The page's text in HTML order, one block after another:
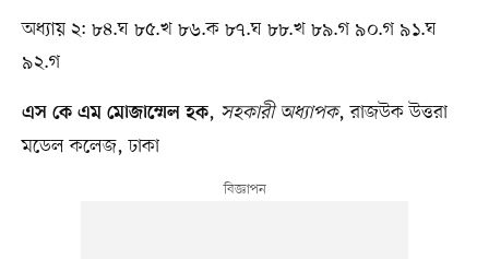
অধ্যায় ২: ৮৪.ঘ ৮৫.খ ৮৬.ক ৮৭.ঘ ৮৮.খ ৮৯.গ ৯০.গ ৯১.ঘ
৯২.গ
এস কে এম মোজাম্মেল হক, সহকারী অধ্যাপক, রাজউক উত্তরা
মডেল কলেজ, ঢাকা